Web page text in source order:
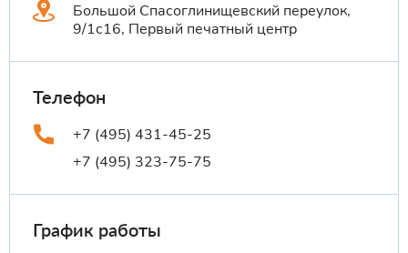
Большой Спасоглинищевский переулок,
9/1с16, Первый печатный центр
Телефон
+7 (495) 431-45-25
+7 (495) 323-75-75
График работы